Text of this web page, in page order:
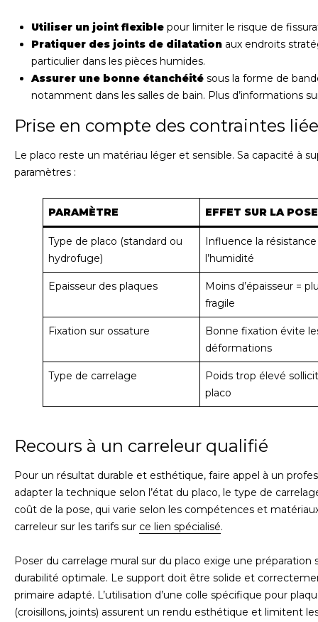
Utiliser un joint flexible pour limiter le risque de
Pratiquer des joints de dilatation aux endroits
particulier dans les pièces humides.
Assurer une bonne étanchéité sous la forme de
notamment dans les salles de bain. Plus d’informations
Prise en compte des contraintes
Le placo reste un matériau léger et sensible. Sa capacité à
paramètres :
PARAMÈTRE EFFET SUR LA POSE
Type de placo (standard ou
hydrofuge)
Influence la résistance
l’humidité
Epaisseur des plaques
Moins d’épaisseur =
fragile
Fixation sur ossature
Bonne fixation évite
déformations
Type de carrelage
Poids trop élevé
placo
Recours à un carreleur qualifié
Pour un résultat durable et esthétique, faire appel à un
adapter la technique selon l’état du placo, le type de
coût de la pose, qui varie selon les compétences et
carreleur sur les tarifs sur ce lien spécialisé.
Poser du carrelage mural sur du placo exige une
durabilité optimale. Le support doit être solide et
primaire adapté. L’utilisation d’une colle spécifique pour
(croisillons, joints) assurent un rendu esthétique et limitent